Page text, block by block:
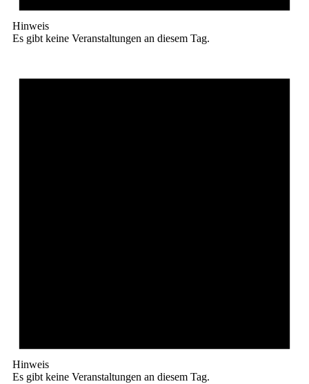
Hinweis
Es gibt keine Veranstaltungen an diesem Tag.
Hinweis
Es gibt keine Veranstaltungen an diesem Tag.